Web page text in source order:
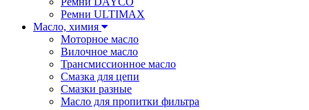
Ремни ULTIMAX
Масло, химия
Моторное масло
Вилочное масло
Трансмиссионное масло
Смазка для цепи
Смазки разные
Масло для пропитки фильтра